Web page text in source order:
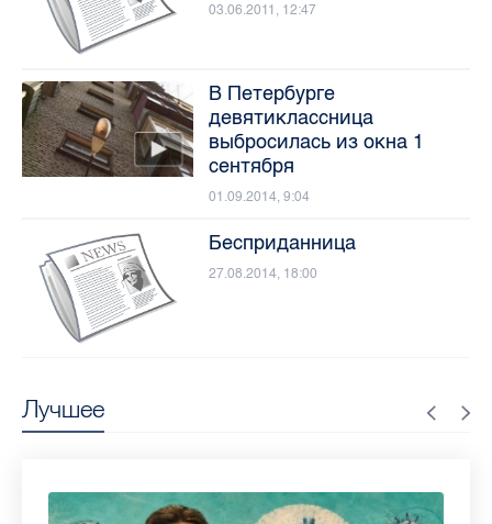
Лучшее
03.06.2011, 12:47
В Петербурге
девятиклассница
выбросилась из окна 1
сентября
01.09.2014, 9:04
Бесприданница
27.08.2014, 18:00